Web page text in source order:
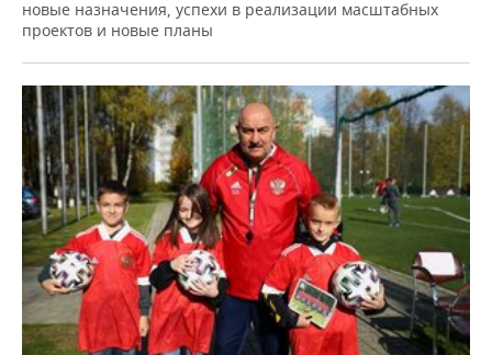
новые назначения, успехи в реализации масштабных
проектов и новые планы